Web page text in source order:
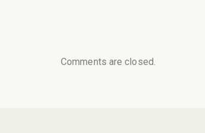
Comments are closed.